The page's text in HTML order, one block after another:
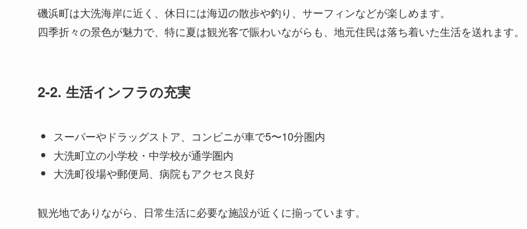
磯浜町は大洗海岸に近く、休日には海辺の散歩や釣り、サーフィンなどが楽しめます。
四季折々の景色が魅力で、特に夏は観光客で賑わいながらも、地元住民は落ち着いた生活を送れます。
2-2. 生活インフラの充実
スーパーやドラッグストア、コンビニが車で5〜10分圏内
大洗町立の小学校・中学校が通学圏内
大洗町役場や郵便局、病院もアクセス良好
観光地でありながら、日常生活に必要な施設が近くに揃っています。